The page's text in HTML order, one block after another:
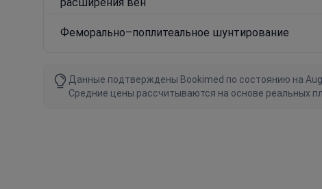
Феморально–поплитеальное шунтирование
Данные подтверждены Bookimed по состоянию на
Средние цены рассчитываются на основе реальных